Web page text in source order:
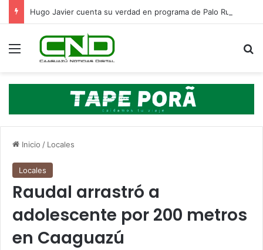
Hugo Javier cuenta su verdad en programa de Palo Rubin
Menú
Inicio / Locales
Locales
Raudal arrastró a
adolescente por 200 metros
en Caaguazú